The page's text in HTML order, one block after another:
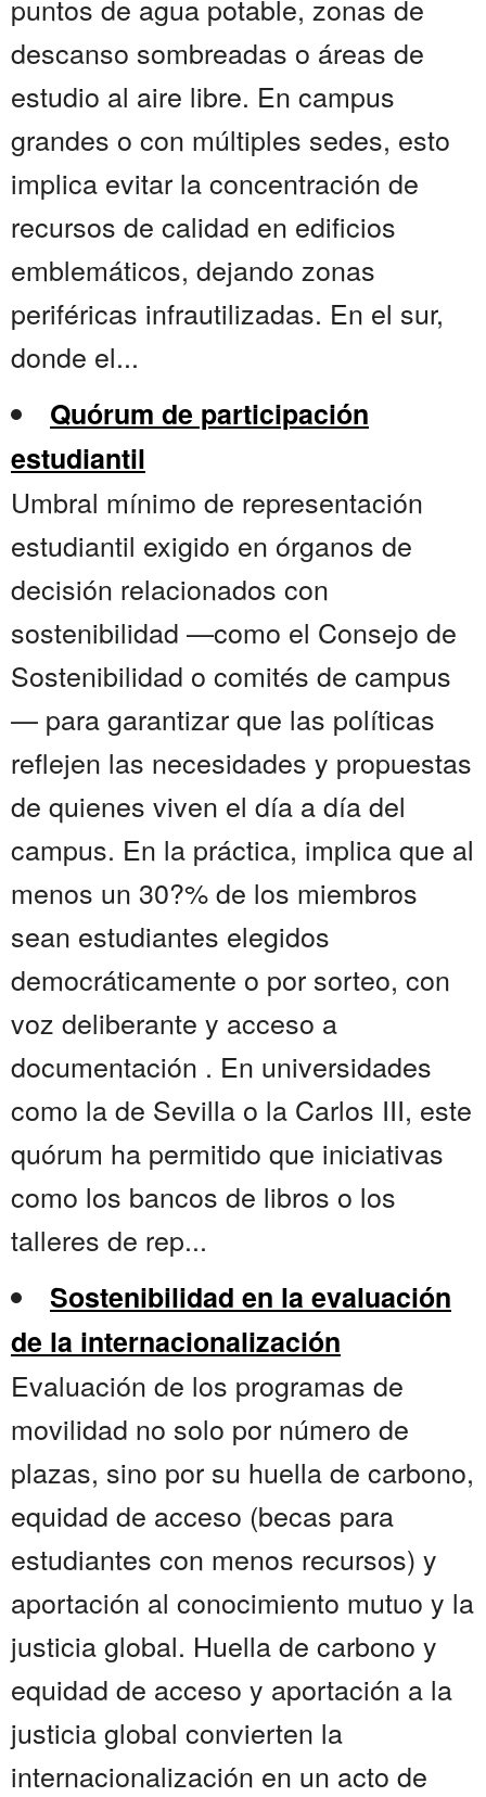
puntos de agua potable, zonas de
descanso sombreadas o áreas de
estudio al aire libre. En campus
grandes o con múltiples sedes, esto
implica evitar la concentración de
recursos de calidad en edificios
emblemáticos, dejando zonas
periféricas infrautilizadas. En el sur,
donde el...
Quórum de participación
estudiantil
Umbral mínimo de representación
estudiantil exigido en órganos de
decisión relacionados con
sostenibilidad —como el Consejo de
Sostenibilidad o comités de campus
— para garantizar que las políticas
reflejen las necesidades y propuestas
de quienes viven el día a día del
campus. En la práctica, implica que al
menos un 30?% de los miembros
sean estudiantes elegidos
democráticamente o por sorteo, con
voz deliberante y acceso a
documentación . En universidades
como la de Sevilla o la Carlos III, este
quórum ha permitido que iniciativas
como los bancos de libros o los
talleres de rep...
Sostenibilidad en la evaluación
de la internacionalización
Evaluación de los programas de
movilidad no solo por número de
plazas, sino por su huella de carbono,
equidad de acceso (becas para
estudiantes con menos recursos) y
aportación al conocimiento mutuo y la
justicia global. Huella de carbono y
equidad de acceso y aportación a la
justicia global convierten la
internacionalización en un acto de